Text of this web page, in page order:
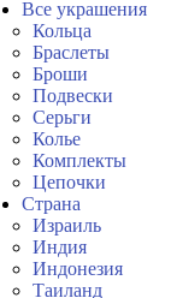
Все украшения
Кольца
Браслеты
Броши
Подвески
Серьги
Колье
Комплекты
Цепочки
Страна
Израиль
Индия
Индонезия
Таиланд